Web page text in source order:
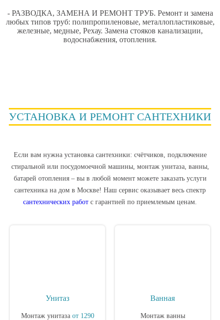
- РАЗВОДКА, ЗАМЕНА И РЕМОНТ ТРУБ. Ремонт и замена
любых типов труб: полипропиленовые, металлопластиковые,
железные, медные, Рехау. Замена стояков канализации,
водоснабжения, отопления.
УСТАНОВКА И РЕМОНТ САНТЕХНИКИ
Если вам нужна установка сантехники: счётчиков, подключение
стиральной или посудомоечной машины, монтаж унитаза, ванны,
батарей отопления – вы в любой момент можете заказать услуги
сантехника на дом в Москве! Наш сервис оказывает весь спектр
сантехнических работ c гарантией по приемлемым ценам.
Унитаз
Монтаж унитаза от 1290
Ванная
Монтаж ванны